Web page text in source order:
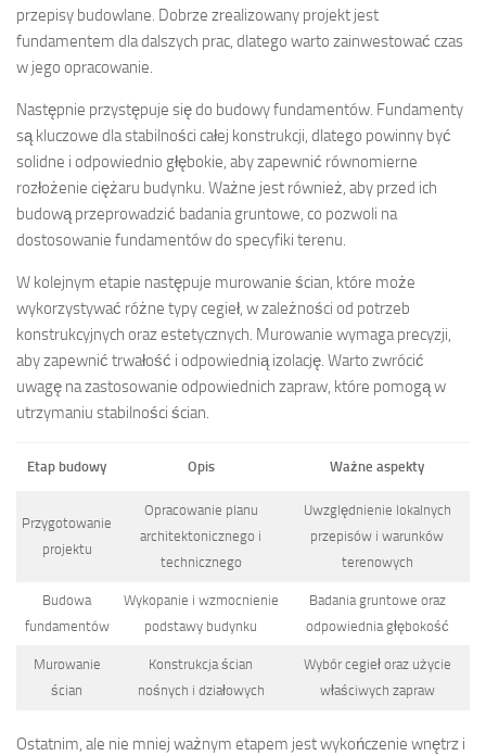
przepisy budowlane. Dobrze zrealizowany projekt jest
fundamentem dla dalszych prac, dlatego warto zainwestować czas
w jego opracowanie.
Następnie przystępuje się do budowy fundamentów. Fundamenty
są kluczowe dla stabilności całej konstrukcji, dlatego powinny być
solidne i odpowiednio głębokie, aby zapewnić równomierne
rozłożenie ciężaru budynku. Ważne jest również, aby przed ich
budową przeprowadzić badania gruntowe, co pozwoli na
dostosowanie fundamentów do specyfiki terenu.
W kolejnym etapie następuje murowanie ścian, które może
wykorzystywać różne typy cegieł, w zależności od potrzeb
konstrukcyjnych oraz estetycznych. Murowanie wymaga precyzji,
aby zapewnić trwałość i odpowiednią izolację. Warto zwrócić
uwagę na zastosowanie odpowiednich zapraw, które pomogą w
utrzymaniu stabilności ścian.
Etap budowy Opis Ważne aspekty
Przygotowanie
projektu
Opracowanie planu
architektonicznego i
technicznego
Uwzględnienie lokalnych
przepisów i warunków
terenowych
Budowa
fundamentów
Wykopanie i wzmocnienie
podstawy budynku
Badania gruntowe oraz
odpowiednia głębokość
Murowanie
ścian
Konstrukcja ścian
nośnych i działowych
Wybór cegieł oraz użycie
właściwych zapraw
Ostatnim, ale nie mniej ważnym etapem jest wykończenie wnętrz i